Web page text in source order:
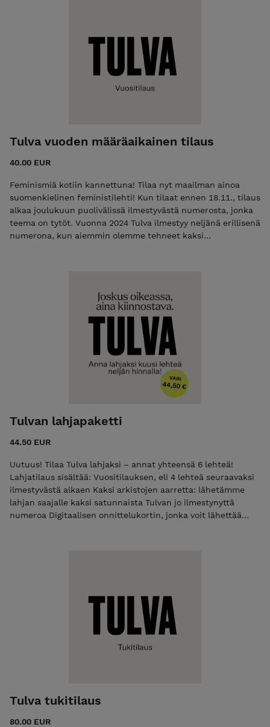
Tulva vuoden määräaikainen tilaus
40.00 EUR
Feminismiä kotiin kannettuna! Tilaa nyt maailman ainoa
suomenkielinen feministilehti! Kun tilaat ennen 18.11., tilaus
alkaa joulukuun puolivälissä ilmestyvästä numerosta, jonka
teema on tytöt. Vuonna 2024 Tulva ilmestyy neljänä erillisenä
numerona, kun aiemmin olemme tehneet kaksi
Tulvan lahjapaketti
44.50 EUR
Uutuus! Tilaa Tulva lahjaksi – annat yhteensä 6 lehteä!
Lahjatilaus sisältää: Vuositilauksen, eli 4 lehteä seuraavaksi
ilmestyvästä alkaen Kaksi arkistojen aarretta: lähetämme
lahjan saajalle kaksi satunnaista Tulvan jo ilmestynyttä
numeroa Digitaalisen onnittelukortin, jonka voit lähettää
Tulva tukitilaus
80.00 EUR